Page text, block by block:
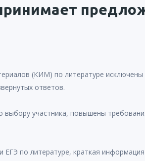
(КИМ) по литературе
ответов.
участника, повышены
по литературе, краткая